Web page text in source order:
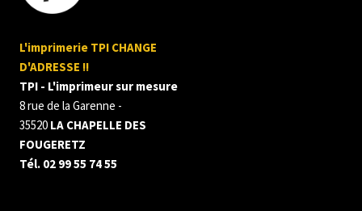
L'imprimerie TPI CHANGE
D'ADRESSE !!
TPI - L'imprimeur sur mesure
8 rue de la Garenne -
35520 LA CHAPELLE DES
FOUGERETZ
Tél. 02 99 55 74 55